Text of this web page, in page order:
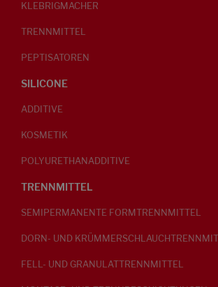
KLEBRIGMACHER
TRENNMITTEL
PEPTISATOREN
SILICONE
ADDITIVE
KOSMETIK
POLYURETHANADDITIVE
TRENNMITTEL
SEMIPERMANENTE FORMTRENNMITTEL
DORN- UND
FELL- UND GRANULATTRENNMITTEL